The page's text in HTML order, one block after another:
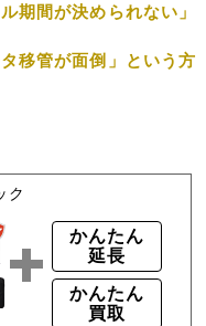
期間が決められない」
移管が面倒」という方
ク
かんたん
延長
かんたん
買取